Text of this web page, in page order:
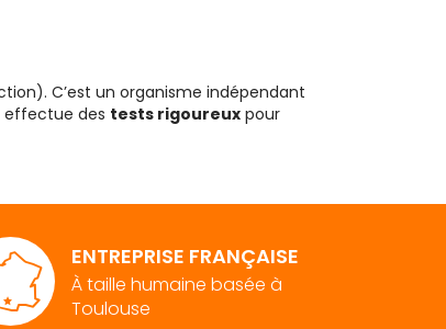
C’est un organisme indépendant
effectue des tests rigoureux pour
ENTREPRISE FRANÇAISE
À taille humaine basée à
Toulouse